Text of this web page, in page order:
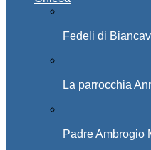
Fedeli di
La parrocchia
Padre Ambrogio